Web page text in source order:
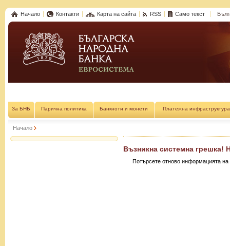
Начало Контакти Карта на сайта RSS Само текст
За БНБ Парична политика Банкноти и монети Платежна инфраструктура
Начало
Възникна системна грешка!
Потърсете отново информацията на